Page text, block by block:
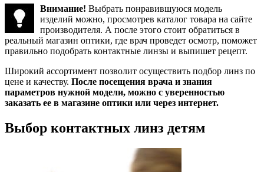
Внимание! Выбрать понравившуюся модель
изделий можно, просмотрев каталог товара на сайте
производителя. А после этого стоит обратиться в
реальный магазин оптики, где врач проведет осмотр, поможет
правильно подобрать контактные линзы и выпишет рецепт.
Широкий ассортимент позволит осуществить подбор линз по
цене и качеству. После посещения врача и знания
параметров нужной модели, можно с уверенностью
заказать ее в магазине оптики или через интернет.
Выбор контактных линз детям